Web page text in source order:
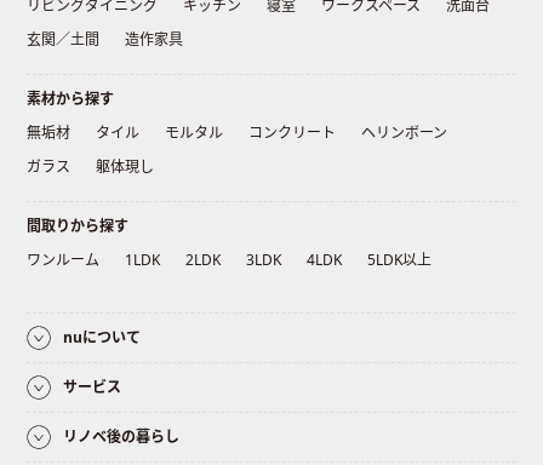
リビングダイニング
キッチン 寝室 ワークスペース
洗面台
玄関／土間
造作家具
素材から探す
無垢材
タイル モルタル コンクリート
ヘリンボーン
ガラス
躯体現し
間取りから探す
ワンルーム
1LDK 2LDK 3LDK 4LDK 5LDK以上
nuについて
サービス
リノベ後の暮らし